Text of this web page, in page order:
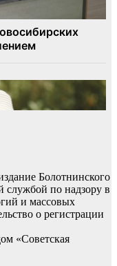
Болотнинского
службой по надзору в
и массовых
о регистрации
«Советская